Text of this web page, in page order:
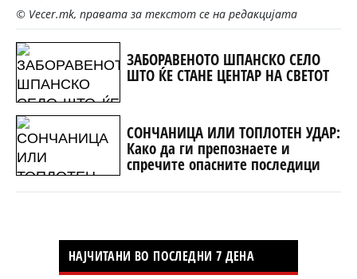
© Vecer.mk, правата за текстот се на редакцијата
ЗАБОРАВЕНОТО ШПАНСКО СЕЛО
ШТО ЌЕ СТАНЕ ЦЕНТАР НА СВЕТОТ
СОНЧАНИЦА ИЛИ ТОПЛОТЕН УДАР:
Како да ги препознаете и
спречите опасните последици
НАЈЧИТАНИ ВО ПОСЛЕДНИ 7 ДЕНА